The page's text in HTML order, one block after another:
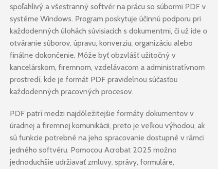
spoľahlivý a všestranný softvér na prácu so súbormi PDF v
systéme Windows. Program poskytuje účinnú podporu pri
každodenných úlohách súvisiacich s dokumentmi, či už ide o
otváranie súborov, úpravu, konverziu, organizáciu alebo
finálne dokončenie. Môže byť obzvlášť užitočný v
kancelárskom, firemnom, vzdelávacom a administratívnom
prostredí, kde je formát PDF pravidelnou súčasťou
každodenných pracovných procesov.
PDF patrí medzi najdôležitejšie formáty dokumentov v
úradnej a firemnej komunikácii, preto je veľkou výhodou, ak
sú funkcie potrebné na jeho spracovanie dostupné v rámci
jedného softvéru. Pomocou Acrobat 2025 možno
jednoduchšie udržiavať zmluvy, správy, formuláre,